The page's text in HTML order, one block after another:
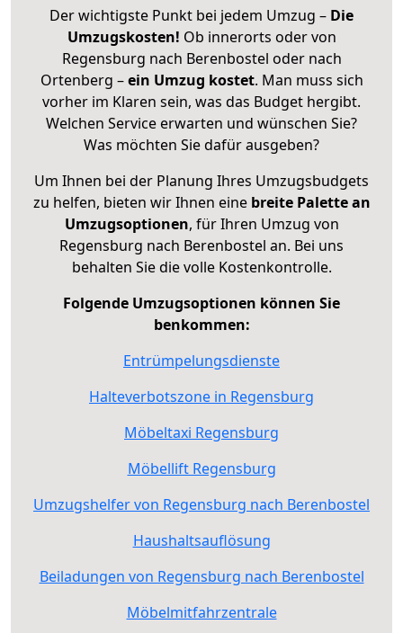
Der wichtigste Punkt bei jedem Umzug – Die
Umzugskosten! Ob innerorts oder von
Regensburg nach Berenbostel oder nach
Ortenberg –ein Umzug kostet. Man muss sich
vorher im Klaren sein, was das Budget hergibt.
Welchen Service erwarten und wünschen Sie?
Was möchten Sie dafür ausgeben?
Um Ihnen bei der Planung Ihres Umzugsbudgets
zu helfen, bieten wir Ihnen eine breite Palette an
Umzugsoptionen, für Ihren Umzug von
Regensburg nach Berenbostel an. Bei uns
behalten Sie die volle Kostenkontrolle.
Folgende Umzugsoptionen können Sie
benkommen:
Entrümpelungsdienste
Halteverbotszone in Regensburg
Möbeltaxi Regensburg
Möbellift Regensburg
Umzugshelfer von Regensburg nach Berenbostel
Haushaltsauflösung
Beiladungen von Regensburg nach Berenbostel
Möbelmitfahrzentrale